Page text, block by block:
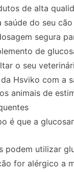
de alta
saúde do seu cão
segura
de
o seu
Hsviko com a
animais de
é que a
podem utilizar
for alérgico a